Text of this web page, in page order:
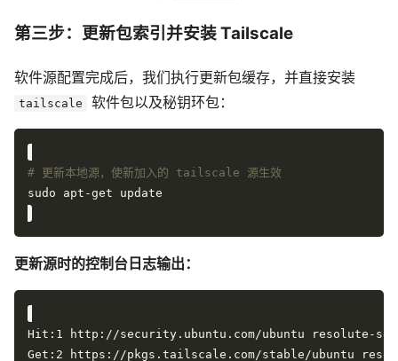
第三步：更新包索引并安装 Tailscale
软件源配置完成后，我们执行更新包缓存，并直接安装
tailscale 软件包以及秘钥环包：
# 更新本地源，使新加入的 tailscale 源生效
更新源时的控制台日志输出：